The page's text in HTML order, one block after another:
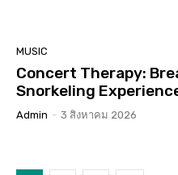
MUSIC
Concert Therapy:
Snorkeling
Admin - 3 สิงหาคม 2026